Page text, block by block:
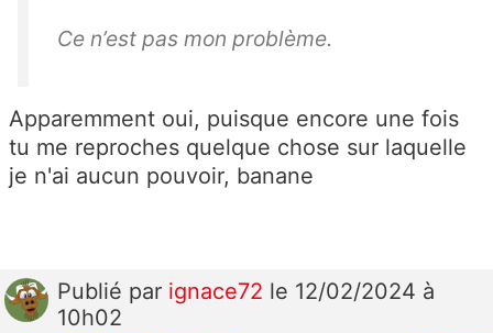
Ce n’est pas mon problème.
Apparemment oui, puisque encore une fois
tu me reproches quelque chose sur laquelle
je n'ai aucun pouvoir, banane
Publié par ignace72 le 12/02/2024 à
10h02